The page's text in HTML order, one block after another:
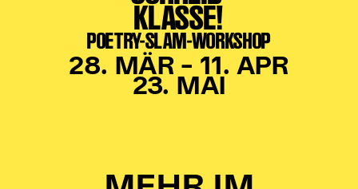
KLASSE!
POETRY-SLAM-WORKSHOP
28. MÄR – 11. APR
23. MAI